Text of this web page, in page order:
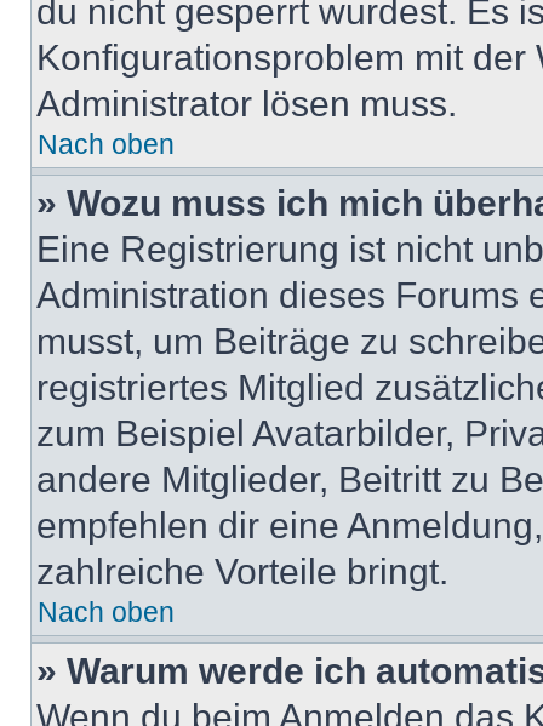
du nicht gesperrt wurdest. Es
Konfigurationsproblem mit
Administrator lösen muss.
Nach oben
» Wozu muss ich mich
Eine Registrierung ist nicht
Administration dieses Forums
musst, um Beiträge zu
registriertes Mitglied
zum Beispiel Avatarbilder,
andere Mitglieder, Beitritt zu
empfehlen dir eine
zahlreiche Vorteile bringt.
Nach oben
» Warum werde ich
Wenn du beim Anmelden das